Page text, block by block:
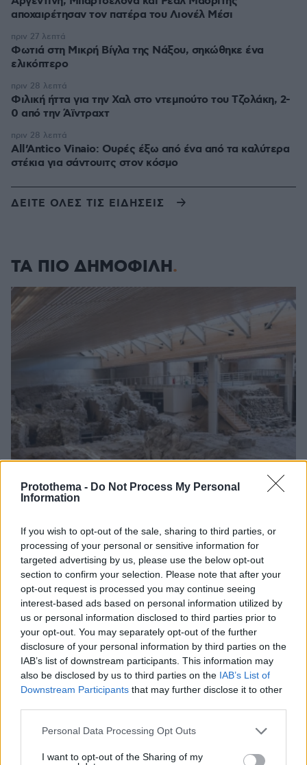
Protothema - Do Not Process My Personal
Information
If you wish to opt-out of the sale, sharing to third parties, or
processing of your personal or sensitive information for
targeted advertising by us, please use the below opt-out
section to confirm your selection. Please note that after your
opt-out request is processed you may continue seeing
interest-based ads based on personal information utilized by
us or personal information disclosed to third parties prior to
your opt-out. You may separately opt-out of the further
disclosure of your personal information by third parties on the
IAB’s list of downstream participants. This information may
also be disclosed by us to third parties on the IAB’s List of
Downstream Participants that may further disclose it to other
Please note that this website/app uses one or more Google
not limited to your visit or usage behaviour. You may click to
Personal Data Processing Opt Outs
I want to opt-out of the Sharing of my
αποχαιρέτησαν τον πατέρα του Λιονέλ Μέσι
Φωτιά στη Μικρή Βίγλα της Νάξου, σηκώθηκε ένα
ελικόπτερο
πριν 27 λεπτά
Φιλική ήττα για την Χαλ στο ντεμπούτο του Τζολάκη, 2-
0 από την Άϊντραχτ
πριν 28 λεπτά
All’Antico Vinaio: Ουρές έξω από ένα από τα καλύτερα
στέκια για σάντουιτς στον κόσμο
πριν 28 λεπτά
ΔΕΙΤΕ ΟΛΕΣ ΤΙΣ ΕΙΔΗΣΕΙΣ
ΤΑ ΠΙΟ ΔΗΜΟΦΙΛΗ
Μυστήριο 3.500 ετών στη Σαντορίνη: Ο 15χρονος
που δεν πρόλαβε να ξεφύγει από το τσουνάμι
μπορεί ν' αλλάξει τη χρονολογία της μεγάλης
έκρηξης
08.08.2026, 18:08